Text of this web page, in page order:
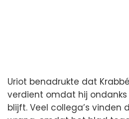
Uriot benadrukte dat
verdient omdat hij
blijft. Veel collega’s vinden